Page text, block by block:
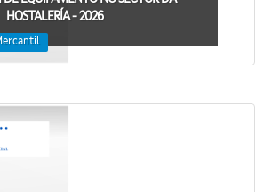
HOSTALERÍA - 2026